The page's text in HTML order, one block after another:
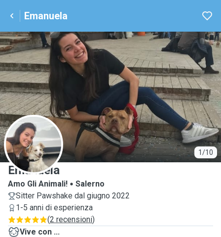
Emanuela
1/10
E
Emanuela
Amo Gli Animali!
Salerno
Sitter Pawshake dal giugno 2022
1-5 anni di esperienza
(2 recensioni)
Vive con ...